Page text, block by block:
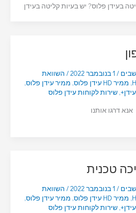
בעידן פלוס? יש בעיות קליטה בעידן
/ 1 בנובמבר 2022 / השוואת
, ממיר HD עידן פלוס , ממיר עידן פלוס,
עידן+, שירות לקוחות עידן פלוס
אנא דרגו אותנו
טכנית
/ 1 בנובמבר 2022 / השוואת
, ממיר HD עידן פלוס , ממיר עידן פלוס,
עידן+, שירות לקוחות עידן פלוס